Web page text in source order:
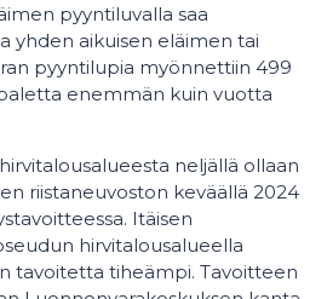
pyyntiluvalla saa
yhden aikuisen eläimen tai
pyyntilupia myönnettiin 499
enemmän kuin vuotta
neljällä ollaan
riistaneuvoston keväällä 2024
Itäisen
hirvitalousalueella
tavoitetta tiheämpi. Tavoitteen